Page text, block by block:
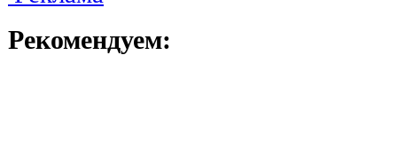
Рекомендуем: